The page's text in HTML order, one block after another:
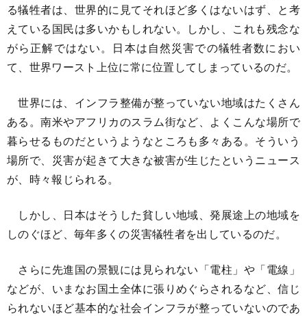
る犠牲者は、世界的に見てそれほど多くはないはず、と考
えている国民は多いかもしれない。しかし、これも残念な
がら正解ではない。日本は自然災害での犠牲者数におい
て、世界ワースト上位に常に位置してしまっているのだ。
世界には、インフラ整備が整っていない地域はたくさん
ある。南米やアフリカのスラム街など、よくこんな場所で
暮らせるものだというようなところも多々ある。そういう
場所で、災害が起きて大きな被害が生じたというニュース
が、時々報じられる。
しかし、日本はそうした貧しい地域、発展途上の地域を
しのぐほど、毎年多くの災害犠牲者を出しているのだ。
さらに先進国の景観には見られない「電柱」や「電線」
などが、いまなお国土全体に張りめぐらされるなど、信じ
られないほど基本的な社会インフラが整っていないのであ